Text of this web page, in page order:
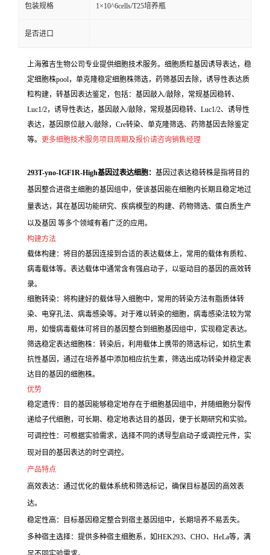
包装规格 1×10^6cells/T25培养瓶
是否进口
上海雅吉生物公司专业提供细胞技术服务。细胞质粒基因诱导表达，稳
定细胞株pool，单克隆稳定细胞株筛选，药筛基因去除，诱导性表达质
粒构建，转基因表达鉴定，包括：基因敲入/敲除，常规基因稳转、
Luc1/2，诱导性表达，基因敲入/敲除，常规基因稳转、Luc1/2、诱导性
表达，基因原位敲入/敲除，Cre转染、单克隆筛选、药筛基因去除鉴定
等。 更多细胞技术服务项目周期及报价请咨询销售经理
293T-yno-IGF1R-High基因过表达细胞： 基因过表达稳转株是指将目的
基因整合进宿主细胞的基因组中，使该基因能在细胞内长期且稳定地过
量表达，其在基因功能研究、疾病模型的构建、药物筛选、蛋白质生产
以及基因 等多个领域有着广泛的应用。
构建方法
载体构建：将目的基因连接到合适的表达载体上，常用的载体有质粒、
病毒载体等。表达载体中通常含有强启动子，以驱动目的基因的高效转
录。
细胞转染：将构建好的载体导入细胞中，常用的转染方法有脂质体转
染、电穿孔法、病毒感染等。对于难以转染的细胞，病毒感染法较为常
用，如慢病毒载体可将目的基因整合到细胞基因组中，实现稳定表达。
筛选稳定表达细胞株：转染后，利用载体上携带的筛选标记，如抗生素
抗性基因，通过在培养基中添加相应抗生素，筛选出成功转染并稳定表
达目的基因的细胞株。
优势
稳定遗传：目的基因能够稳定地存在于细胞基因组中，并随细胞分裂传
递给子代细胞，可长期、稳定地表达目的基因，便于长期研究和实验。
可调控性：可根据实验需求，选择不同的诱导型启动子或调控元件，实
现对目的基因表达的时空调控。
产品特点
高效表达：通过优化的载体系统和筛选标记，确保目标基因的高效表
达。
稳定性高：目标基因稳定整合到宿主基因组中，长期培养不易丢失。
多种宿主选择：提供多种宿主细胞系，如HEK293、CHO、HeLa等，满